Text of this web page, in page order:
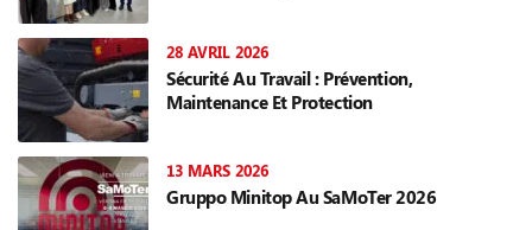
28 AVRIL 2026
Sécurité Au Travail : Prévention,
Maintenance Et Protection
13 MARS 2026
Gruppo Minitop Au SaMoTer 2026